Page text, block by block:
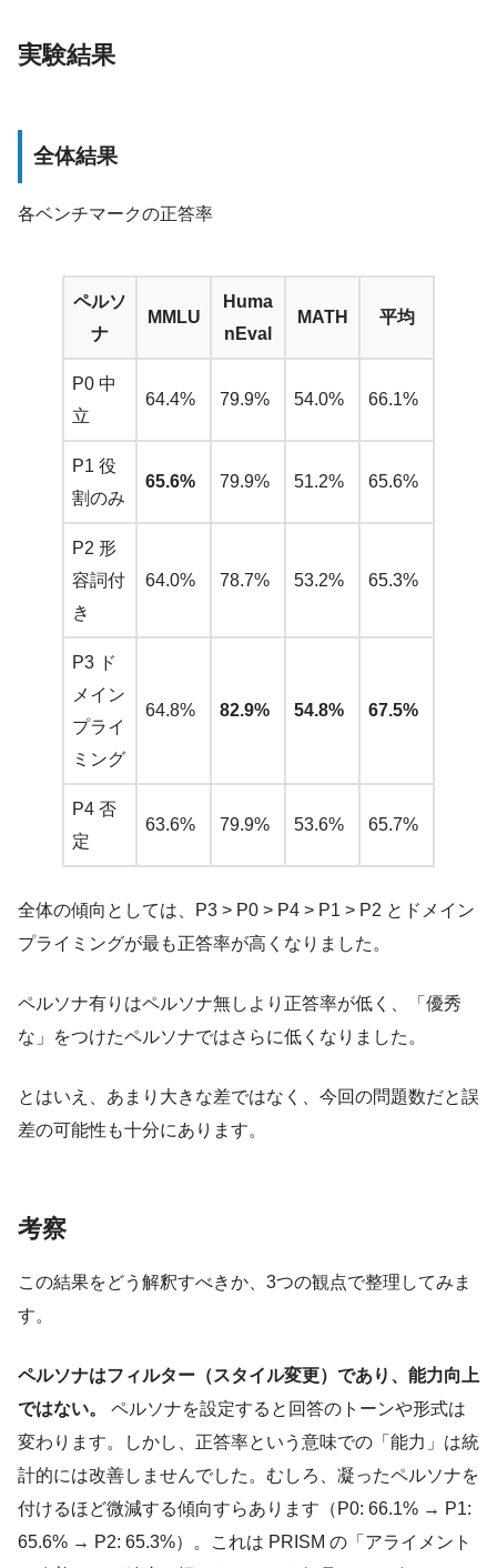
実験結果
全体結果
各ベンチマークの正答率
ペルソ
ナ
MMLU
Huma
nEval
MATH 平均
P0 中
立
64.4% 79.9% 54.0% 66.1%
P1 役
割のみ
65.6% 79.9% 51.2% 65.6%
P2 形
容詞付
き
64.0% 78.7% 53.2% 65.3%
P3 ド
メイン
プライ
ミング
64.8% 82.9% 54.8% 67.5%
P4 否
定
63.6% 79.9% 53.6% 65.7%
全体の傾向としては、P3 > P0 > P4 > P1 > P2 とドメイン
プライミングが最も正答率が高くなりました。
ペルソナ有りはペルソナ無しより正答率が低く、「優秀
な」をつけたペルソナではさらに低くなりました。
とはいえ、あまり大きな差ではなく、今回の問題数だと誤
差の可能性も十分にあります。
考察
この結果をどう解釈すべきか、3つの観点で整理してみま
す。
ペルソナはフィルター（スタイル変更）であり、能力向上
ではない。
ペルソナを設定すると回答のトーンや形式は
変わります。しかし、正答率という意味での「能力」は統
計的には改善しませんでした。むしろ、凝ったペルソナを
付けるほど微減する傾向すらあります（P0: 66.1% → P1:
65.6% → P2: 65.3%）。これは PRISM の「アライメント